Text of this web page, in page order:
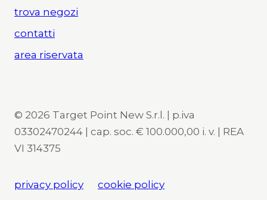
trova negozi
contatti
area riservata
© 2026 Target Point New S.r.l. | p.iva
03302470244 | cap. soc. € 100.000,00 i. v. | REA
VI 314375
privacy policy cookie policy